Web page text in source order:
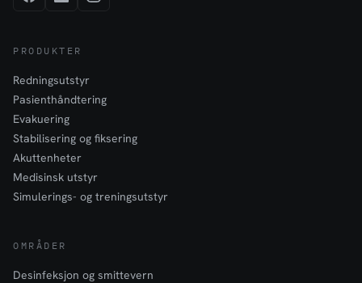
PRODUKTER
Redningsutstyr
Pasienthåndtering
Evakuering
Stabilisering og fiksering
Akuttenheter
Medisinsk utstyr
Simulerings- og treningsutstyr
OMRÅDER
Desinfeksjon og smittevern